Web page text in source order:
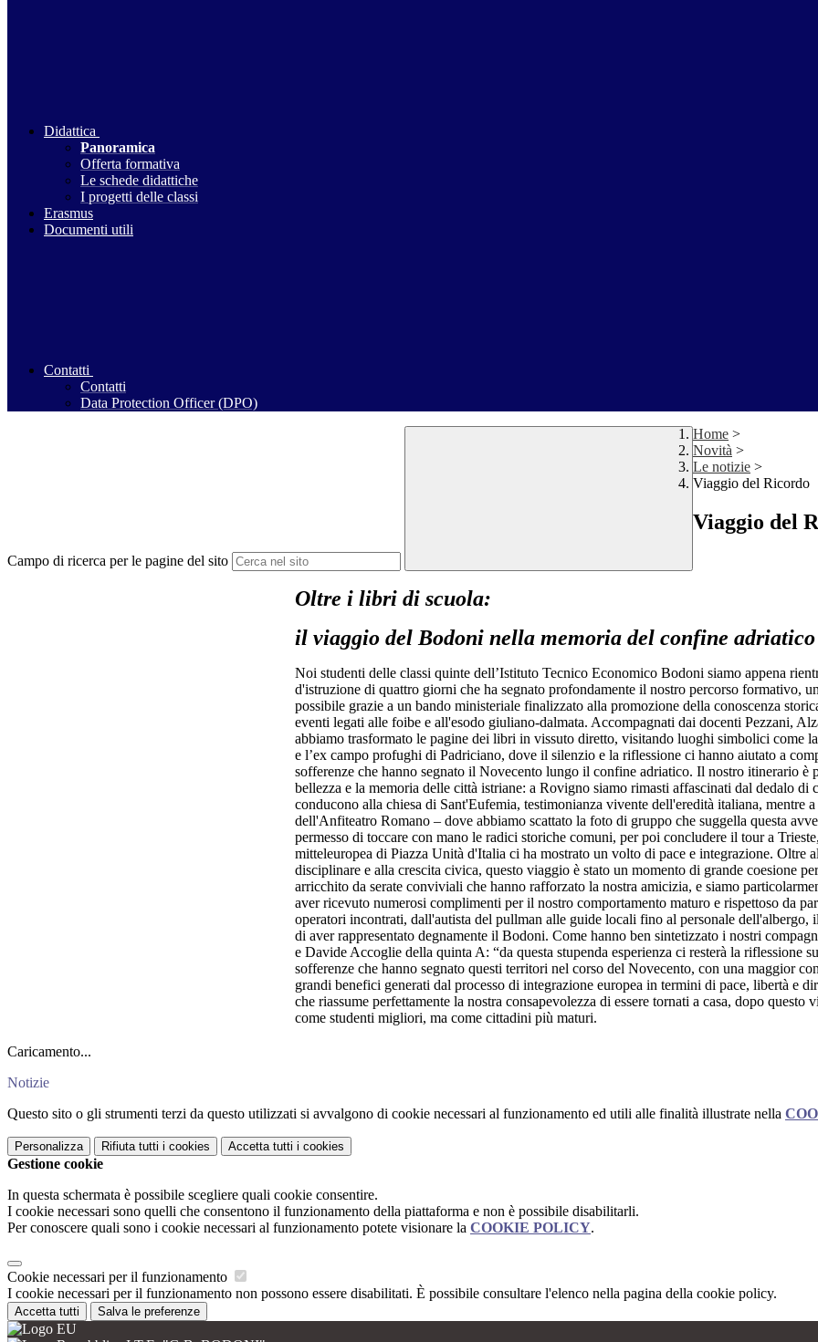
Didattica
Panoramica
Offerta formativa
Le schede didattiche
I progetti delle classi
Erasmus
Documenti utili
Contatti
Contatti
Data Protection Officer (DPO)
Campo di ricerca per le pagine del sito
Home >
Novità >
Le notizie >
Viaggio del Ricordo
Viaggio del
Oltre i libri di scuola:
il viaggio del Bodoni nella memoria del confine adriatico
Noi studenti delle classi quinte dell’Istituto Tecnico Economico Bodoni siamo appena
d'istruzione di quattro giorni che ha segnato profondamente il nostro percorso formativo,
possibile grazie a un bando ministeriale finalizzato alla promozione della conoscenza
eventi legati alle foibe e all'esodo giuliano-dalmata. Accompagnati dai docenti Pezzani,
abbiamo trasformato le pagine dei libri in vissuto diretto, visitando luoghi simbolici come
e l’ex campo profughi di Padriciano, dove il silenzio e la riflessione ci hanno aiutato a
sofferenze che hanno segnato il Novecento lungo il confine adriatico. Il nostro itinerario è
bellezza e la memoria delle città istriane: a Rovigno siamo rimasti affascinati dal dedalo di
conducono alla chiesa di Sant'Eufemia, testimonianza vivente dell'eredità italiana, mentre
dell'Anfiteatro Romano – dove abbiamo scattato la foto di gruppo che suggella questa
permesso di toccare con mano le radici storiche comuni, per poi concludere il tour a
mitteleuropea di Piazza Unità d'Italia ci ha mostrato un volto di pace e integrazione. Oltre
disciplinare e alla crescita civica, questo viaggio è stato un momento di grande coesione
arricchito da serate conviviali che hanno rafforzato la nostra amicizia, e siamo
aver ricevuto numerosi complimenti per il nostro comportamento maturo e rispettoso da
operatori incontrati, dall'autista del pullman alle guide locali fino al personale dell'albergo,
di aver rappresentato degnamente il Bodoni. Come hanno ben sintetizzato i nostri
e Davide Accoglie della quinta A: “da questa stupenda esperienza ci resterà la riflessione
sofferenze che hanno segnato questi territori nel corso del Novecento, con una maggior
grandi benefici generati dal processo di integrazione europea in termini di pace, libertà e
che riassume perfettamente la nostra consapevolezza di essere tornati a casa, dopo questo
come studenti migliori, ma come cittadini più maturi.
Caricamento...
Notizie
Questo sito o gli strumenti terzi da questo utilizzati si avvalgono di cookie necessari al funzionamento ed utili alle finalità illustrate nella
Personalizza Rifiuta tutti i cookies Accetta tutti i cookies
Gestione cookie
In questa schermata è possibile scegliere quali cookie consentire.
I cookie necessari sono quelli che consentono il funzionamento della piattaforma e non è possibile disabilitarli.
Per conoscere quali sono i cookie necessari al funzionamento potete visionare la COOKIE POLICY.
Cookie necessari per il funzionamento
I cookie necessari per il funzionamento non possono essere disabilitati. È possibile consultare l'elenco nella pagina della cookie policy.
Accetta tutti Salva le preferenze